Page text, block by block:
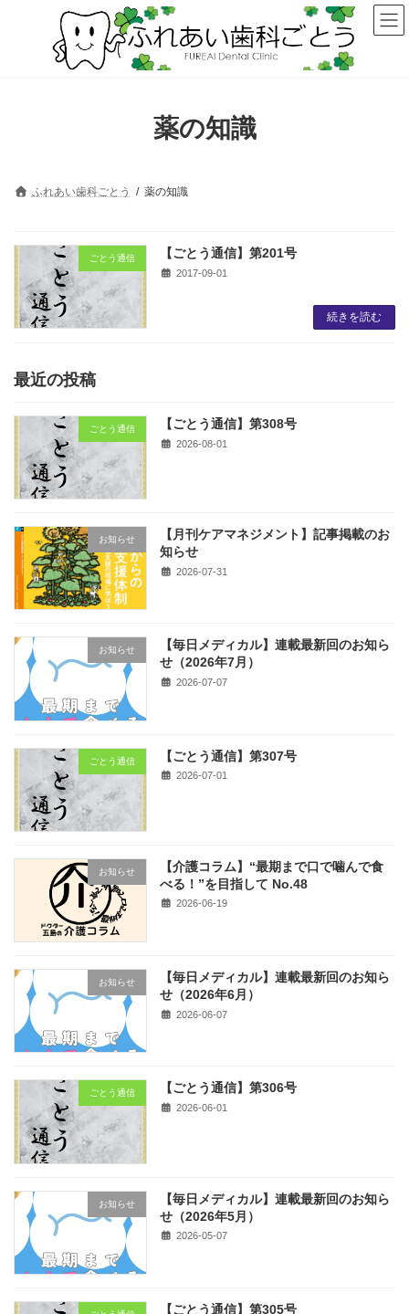
薬の知識
ふれあい歯科ごとう 薬の知識
ごとう通信 【ごとう通信】第201号
2017-09-01
続きを読む
最近の投稿
ごとう通信 【ごとう通信】第308号
2026-08-01
お知らせ
【月刊ケアマネジメント】記事掲載のお
知らせ
2026-07-31
お知らせ
【毎日メディカル】連載最新回のお知ら
せ（2026年7月）
2026-07-07
ごとう通信 【ごとう通信】第307号
2026-07-01
お知らせ
【介護コラム】“最期まで口で噛んで食
べる！”を目指して No.48
2026-06-19
お知らせ
【毎日メディカル】連載最新回のお知ら
せ（2026年6月）
2026-06-07
ごとう通信 【ごとう通信】第306号
2026-06-01
お知らせ
【毎日メディカル】連載最新回のお知ら
せ（2026年5月）
2026-05-07
【ごとう通信】第305号